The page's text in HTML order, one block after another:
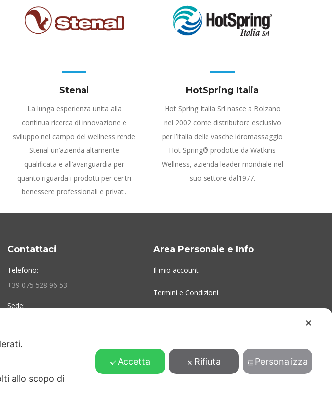
Stenal
La lunga esperienza unita alla
continua ricerca di innovazione e
sviluppo nel campo del wellness rende
Stenal un’azienda altamente
qualificata e all’avanguardia per
quanto riguarda i prodotti per centri
benessere professionali e privati.
HotSpring Italia
Hot Spring Italia Srl nasce a Bolzano
nel 2002 come distributore esclusivo
per l’Italia delle vasche idromassaggio
Hot Spring® prodotte da Watkins
Wellness, azienda leader mondiale nel
suo settore dal1977.
Contattaci
Telefono:
+39 075 528 96 53
Sede:
Siamo aperti:
Lunedì - Venerdì 10 AM – 6 PM
Area Personale e Info
Il mio account
Termini e Condizioni
Cookie Policy
✕
allo scopo di
Accetta Rifiuta Personalizza